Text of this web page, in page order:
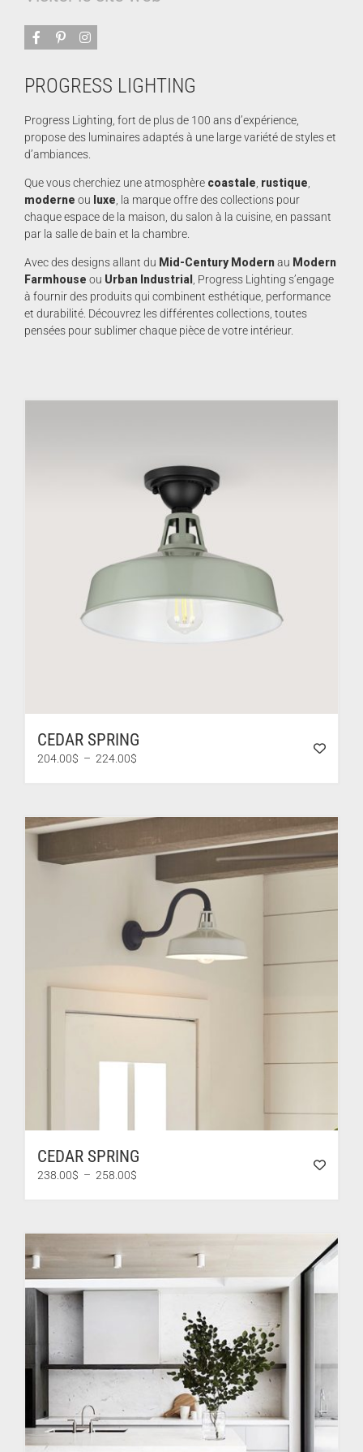
PROGRESS LIGHTING
Progress Lighting, fort de plus de 100 ans d’expérience,
propose des luminaires adaptés à une large variété de styles et
d’ambiances.
Que vous cherchiez une atmosphère coastale rustique
moderne ou luxe , la marque offre des collections pour
chaque espace de la maison, du salon à la cuisine, en passant
par la salle de bain et la chambre.
Avec des designs allant du Mid-Century Modernau Modern
Farmhouse ou Urban Industrial
, Progress Lighting s’engage
à fournir des produits qui combinent esthétique, performance
et durabilité. Découvrez les différentes collections, toutes
pensées pour sublimer chaque pièce de votre intérieur.
CEDAR SPRING
204.00$ – 224.00$
224.00$
CEDAR SPRING
238.00$ – 258.00$